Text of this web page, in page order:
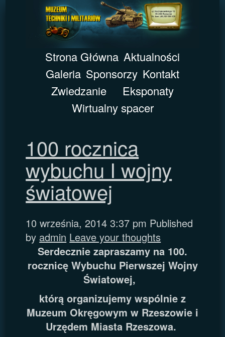
Strona Główna Aktualności
Galeria Sponsorzy Kontakt
Zwiedzanie
Eksponaty
Wirtualny spacer
100 rocznica
wybuchu I wojny
światowej
10 września, 2014 3:37 pm Published
by admin Leave your thoughts
Serdecznie zapraszamy na 100.
rocznicę Wybuchu Pierwszej Wojny
Światowej,
którą organizujemy wspólnie z
Muzeum Okręgowym w Rzeszowie i
Urzędem Miasta Rzeszowa.